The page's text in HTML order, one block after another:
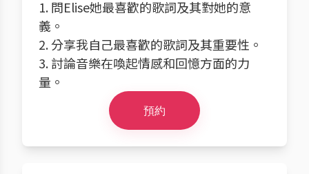
1. 問Elise她最喜歡的歌詞及其對她的意
義。
2. 分享我自己最喜歡的歌詞及其重要性。
3. 討論音樂在喚起情感和回憶方面的力
量。
預約